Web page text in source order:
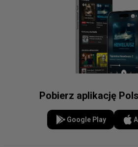
Pobierz aplikację
Google Play